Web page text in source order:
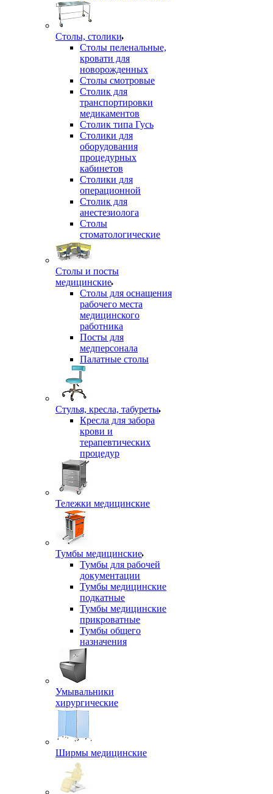
Столы, столики
Столы пеленальные,
кровати для
новорожденных
Столы смотровые
Столик для
транспортировки
медикаментов
Столик типа Гусь
Столики для
оборудования
процедурных
кабинетов
Столики для
операционной
Столик для
анестезиолога
Столы
стоматологические
Столы и посты
медицинские
Столы для оснащения
рабочего места
медицинского
работника
Посты для
медперсонала
Палатные столы
Стулья, кресла, табуреты
Кресла для забора
крови и
терапевтических
процедур
Тележки медицинские
Тумбы медицинские
Тумбы для рабочей
документации
Тумбы медицинские
подкатные
Тумбы медицинские
прикроватные
Тумбы общего
назначения
Умывальники
хирургические
Ширмы медицинские